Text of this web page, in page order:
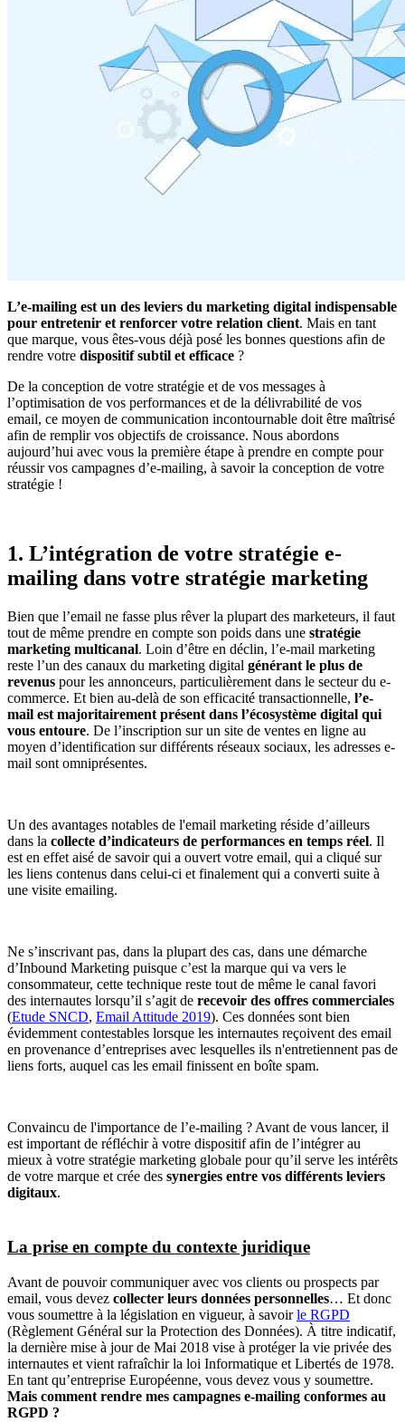
L’e-mailing est un des leviers du marketing digital indispensable
pour entretenir et renforcer votre relation client. Mais en tant
que marque, vous êtes-vous déjà posé les bonnes questions afin de
rendre votre dispositif subtil et efficace ?
De la conception de votre stratégie et de vos messages à
l’optimisation de vos performances et de la délivrabilité de vos
email, ce moyen de communication incontournable doit être maîtrisé
afin de remplir vos objectifs de croissance. Nous abordons
aujourd’hui avec vous la première étape à prendre en compte pour
réussir vos campagnes d’e-mailing, à savoir la conception de votre
stratégie !
1. L’intégration de votre stratégie e-
mailing dans votre stratégie marketing
Bien que l’email ne fasse plus rêver la plupart des marketeurs, il faut
tout de même prendre en compte son poids dans une stratégie
marketing multicanal. Loin d’être en déclin, l’e-mail marketing
reste l’un des canaux du marketing digital générant le plus de
revenus pour les annonceurs, particulièrement dans le secteur du e-
commerce. Et bien au-delà de son efficacité transactionnelle, l’e-
mail est majoritairement présent dans l’écosystème digital qui
vous entoure. De l’inscription sur un site de ventes en ligne au
moyen d’identification sur différents réseaux sociaux, les adresses e-
mail sont omniprésentes.
Un des avantages notables de l'email marketing réside d’ailleurs
dans la collecte d’indicateurs de performances en temps réel. Il
est en effet aisé de savoir qui a ouvert votre email, qui a cliqué sur
les liens contenus dans celui-ci et finalement qui a converti suite à
une visite emailing.
Ne s’inscrivant pas, dans la plupart des cas, dans une démarche
d’Inbound Marketing puisque c’est la marque qui va vers le
consommateur, cette technique reste tout de même le canal favori
des internautes lorsqu’il s’agit de recevoir des offres commerciales
(Etude SNCD, Email Attitude 2019). Ces données sont bien
évidemment contestables lorsque les internautes reçoivent des email
en provenance d’entreprises avec lesquelles ils n'entretiennent pas de
liens forts, auquel cas les email finissent en boîte spam.
Convaincu de l'importance de l’e-mailing ? Avant de vous lancer, il
est important de réfléchir à votre dispositif afin de l’intégrer au
mieux à votre stratégie marketing globale pour qu’il serve les intérêts
de votre marque et crée des synergies entre vos différents leviers
digitaux.
La prise en compte du contexte juridique
Avant de pouvoir communiquer avec vos clients ou prospects par
email, vous devez collecter leurs données personnelles… Et donc
vous soumettre à la législation en vigueur, à savoirle RGPD
(Règlement Général sur la Protection des Données). À titre indicatif,
la dernière mise à jour de Mai 2018 vise à protéger la vie privée des
internautes et vient rafraîchir la loi Informatique et Libertés de 1978.
En tant qu’entreprise Européenne, vous devez vous y soumettre.
Mais comment rendre mes campagnes e-mailing conformes au
RGPD ?